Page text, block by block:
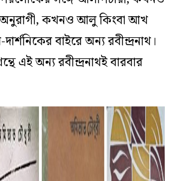
অনুরাগী, কখনও আলু কিংবা আখ
বাইরে অন্য রবীন্দ্রনাথ।
এই অন্য রবীন্দ্রনাথই বারবার